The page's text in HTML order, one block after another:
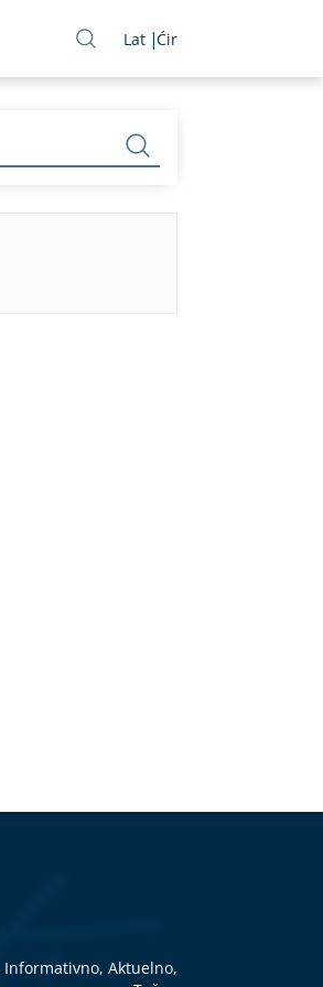
Lat Ćir
Informativno, Aktuelno,